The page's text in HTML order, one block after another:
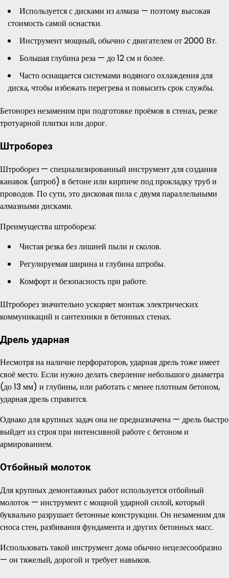
Используется с дисками из алмаза — поэтому высокая
стоимость самой оснастки.
Инструмент мощный, обычно с двигателем от 2000 Вт.
Большая глубина реза — до 12 см и более.
Часто оснащается системами водяного охлаждения для
диска, чтобы избежать перегрева и повысить срок службы.
Бетонорез незаменим при подготовке проёмов в стенах, резке
тротуарной плитки или дорог.
Штроборез
Штроборез — специализированный инструмент для создания
канавок (штроб) в бетоне или кирпиче под прокладку труб и
проводов. По сути, это дисковая пила с двумя параллельными
алмазными дисками.
Преимущества штробореза:
Чистая резка без лишней пыли и сколов.
Регулируемая ширина и глубина штробы.
Комфорт и безопасность при работе.
Штроборез значительно ускоряет монтаж электрических
коммуникаций и сантехники в бетонных стенах.
Дрель ударная
Несмотря на наличие перфораторов, ударная дрель тоже имеет
своё место. Если нужно делать сверление небольшого диаметра
(до 13 мм) и глубины, или работать с менее плотным бетоном,
ударная дрель справится.
Однако для крупных задач она не предназначена — дрель быстро
выйдет из строя при интенсивной работе с бетоном и
армированием.
Отбойный молоток
Для крупных демонтажных работ используется отбойный
молоток — инструмент с мощной ударной силой, который
буквально разрушает бетонные конструкции. Он незаменим для
сноса стен, разбивания фундамента и других бетонных масс.
Использовать такой инструмент дома обычно нецелесообразно
— он тяжелый, дорогой и требует навыков.